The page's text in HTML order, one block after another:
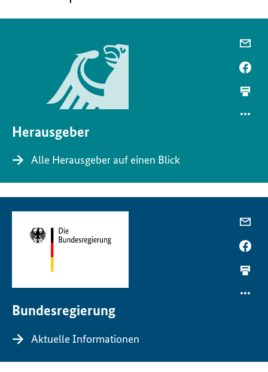
Herausgeber
Alle Herausgeber auf einen Blick
Bundesregierung
Aktuelle Informationen